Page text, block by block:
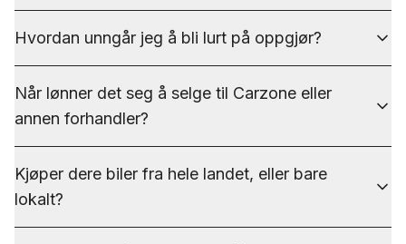
Hvordan unngår jeg å bli lurt på oppgjør?
Når lønner det seg å selge til Carzone eller
annen forhandler?
Kjøper dere biler fra hele landet, eller bare
lokalt?